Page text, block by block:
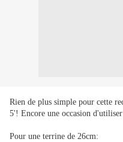
Rien de plus simple pour cette
5'! Encore une occasion
Pour une terrine de 26cm: